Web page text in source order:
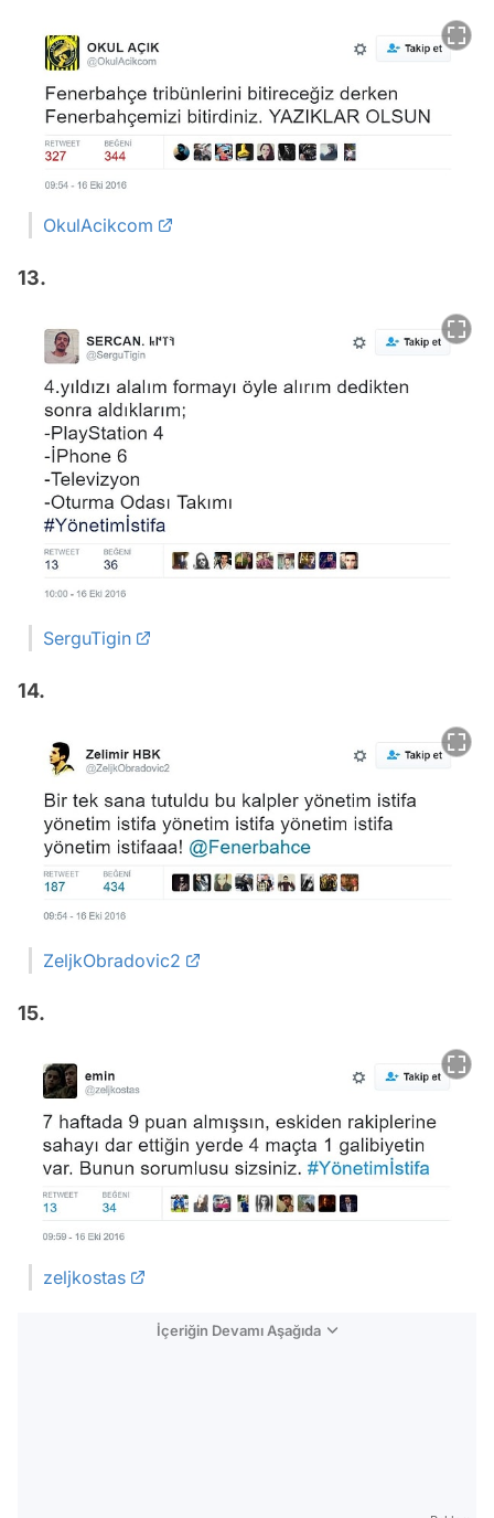
OkulAcikcom
13.
SerguTigin
14.
ZeljkObradovic2
15.
zeljkostas
İçeriğin Devamı Aşağıda